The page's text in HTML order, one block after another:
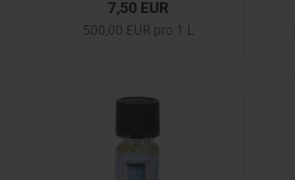
7,50 EUR
500,00 EUR pro 1 L